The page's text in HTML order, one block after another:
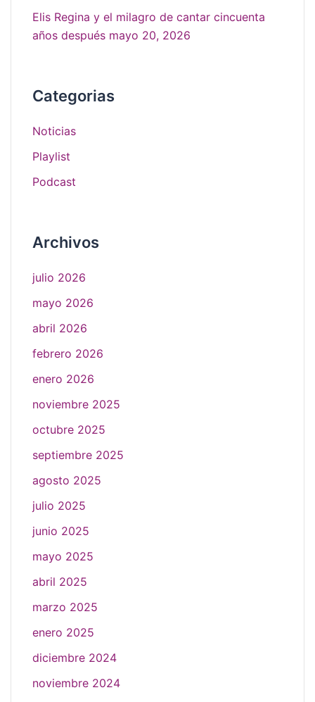
Elis Regina y el milagro de cantar cincuenta
años después mayo 20, 2026
Categorias
Noticias
Playlist
Podcast
Archivos
julio 2026
mayo 2026
abril 2026
febrero 2026
enero 2026
noviembre 2025
octubre 2025
septiembre 2025
agosto 2025
julio 2025
junio 2025
mayo 2025
abril 2025
marzo 2025
enero 2025
diciembre 2024
noviembre 2024